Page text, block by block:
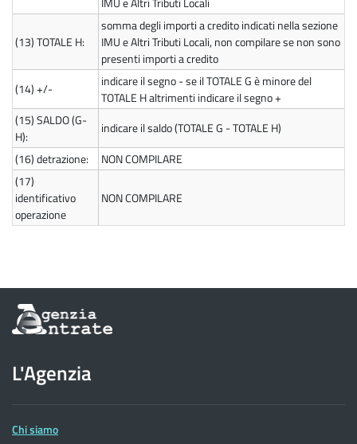
(13)TOTALE H:
somma degli importi a credito indicati nella sezione
IMU e Altri Tributi Locali, non compilare se non sono
presenti importi a credito
(14)+/-
indicare il segno - se il TOTALE G è minore del
TOTALE H altrimenti indicare il segno +
(15)SALDO (G-
H):
indicare il saldo (TOTALE G - TOTALE H)
(16)detrazione:
NON COMPILARE
(17)
identificativo
operazione
NON COMPILARE
Informazioni
sul
dell'Agenzia
delle
Entrate
L'Agenzia
Chi siamo